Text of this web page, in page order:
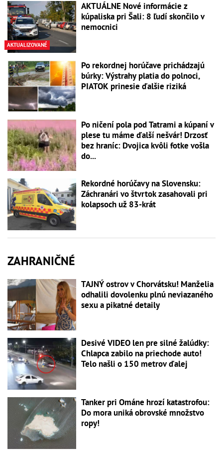
AKTUALIZOVANÉ
AKTUÁLNE Nové informácie z
kúpaliska pri Šali: 8 ľudí skončilo v
nemocnici
Po rekordnej horúčave prichádzajú
búrky: Výstrahy platia do polnoci,
PIATOK prinesie ďalšie riziká
Po ničení pola pod Tatrami a kúpaní v
plese tu máme ďalší nešvár! Drzosť
bez hraníc: Dvojica kvôli fotke vošla
do...
Rekordné horúčavy na Slovensku:
Záchranári vo štvrtok zasahovali pri
kolapsoch už 83-krát
ZAHRANIČNÉ
TAJNÝ ostrov v Chorvátsku! Manželia
odhalili dovolenku plnú neviazaného
sexu a pikatné detaily
Desivé VIDEO len pre silné žalúdky:
Chlapca zabilo na priechode auto!
Telo našli o 150 metrov ďalej
Tanker pri Ománe hrozí katastrofou:
Do mora uniká obrovské množstvo
ropy!